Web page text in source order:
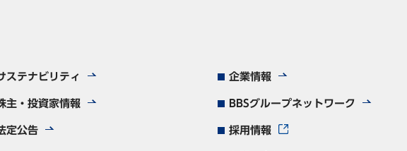
ステナビリティ
主・投資家情報
定公告
企業情報
BBSグループネットワーク
採用情報